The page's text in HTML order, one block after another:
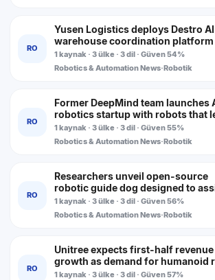
RO
Yusen Logistics deploys Destro AI
warehouse coordination platform
1 kaynak · 3 ülke · 3 dil · Güven 54%
Robotics & Automation News·Robotik
RO
Former DeepMind team launches
robotics startup with robots that
from workers
1 kaynak · 3 ülke · 3 dil · Güven 55%
Robotics & Automation News·Robotik
RO
Researchers unveil open-source
robotic guide dog designed to
blind and visually impaired people
1 kaynak · 3 ülke · 3 dil · Güven 56%
Robotics & Automation News·Robotik
RO
Unitree expects first-half revenue
growth as demand for humanoid
accelerates
1 kaynak · 3 ülke · 3 dil · Güven 57%